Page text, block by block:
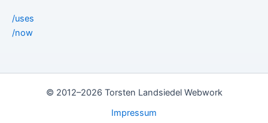
/uses
/now
© 2012–2026 Torsten Landsiedel Webwork
Impressum